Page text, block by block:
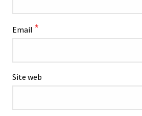
Email *
Site web